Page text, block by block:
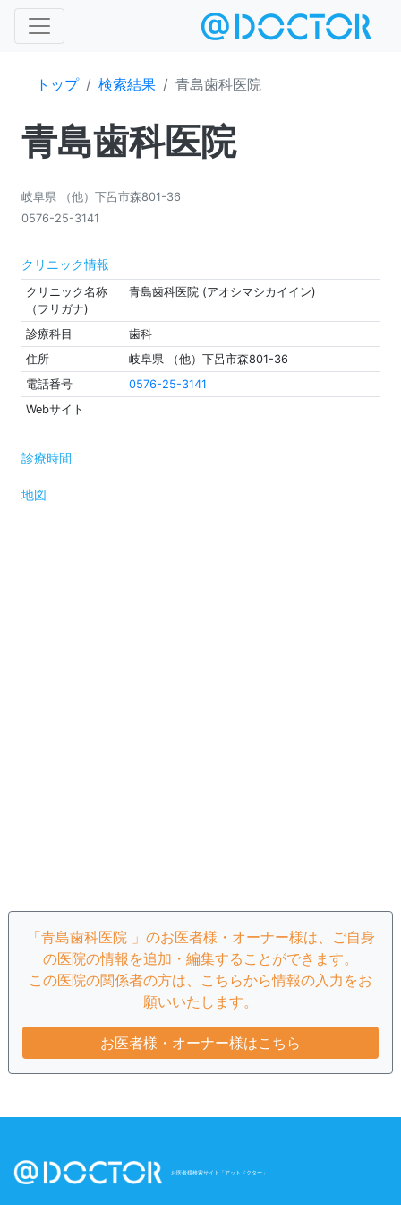
トップ 検索結果 青島歯科医院
青島歯科医院
岐阜県 （他）下呂市森801-36
0576-25-3141
クリニック情報
クリニック名称
（フリガナ)
青島歯科医院 (アオシマシカイイン)
診療科目
歯科
住所
岐阜県 （他）下呂市森801-36
電話番号
0576-25-3141
Webサイト
診療時間
地図
「青島歯科医院 」のお医者様・オーナー様は、ご自身
の医院の情報を追加・編集することができます。
この医院の関係者の方は、こちらから情報の入力をお
願いいたします。
お医者様・オーナー様はこちら
お医者様検索サイト「アットドクター」